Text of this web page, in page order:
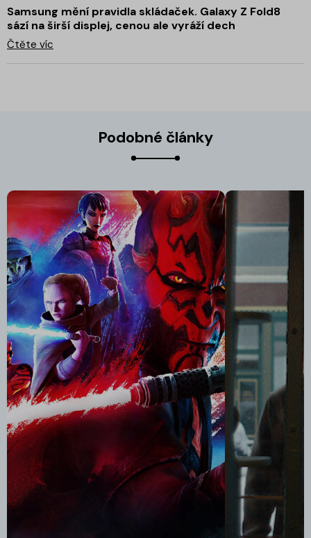
Samsung mění pravidla skládaček. Galaxy Z Fold8
sází na širší displej, cenou ale vyráží dech
Čtěte víc
Podobné články